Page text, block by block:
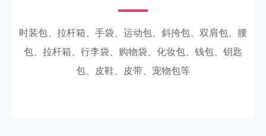
时装包、拉杆箱、手袋、运动包、斜挎包、双肩包、腰
包、拉杆箱、行李袋、购物袋、化妆包、钱包、钥匙
包、皮鞋、皮带、宠物包等